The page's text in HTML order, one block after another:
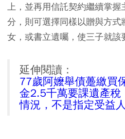
上，並再用信託契約繼續掌握
分，則可選擇同樣以贈與方式
女，或書立遺囑，使三子就該
延伸閱讀：
77歲阿嬤舉債躉繳買
金2.5千萬要課遺產稅
情況，不是指定受益